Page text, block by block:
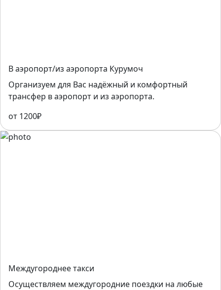
В аэропорт/из аэропорта Курумоч
Организуем для Вас надёжный и комфортный
трансфер в аэропорт и из аэропорта.
от 1200₽
Междугороднее такси
Осуществляем междугородние поездки на любые